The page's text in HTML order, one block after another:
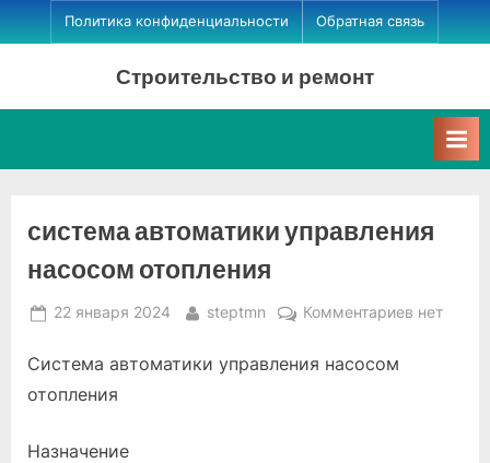
Skip
to
Политика конфиденциальности Обратная связь
Строительство и ремонт
система автоматики управления
насосом отопления
Posted
22 января 2024 By
steptmn Комментариевкнет
Система автоматики управления насосом
отопления
Назначение